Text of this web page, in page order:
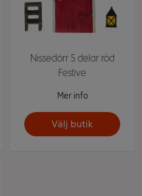
Nissedörr 5 delar röd
Festive
Mer info
Välj butik